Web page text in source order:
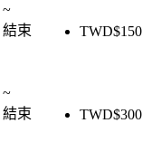
~
結束
TWD$150
~
結束
TWD$300